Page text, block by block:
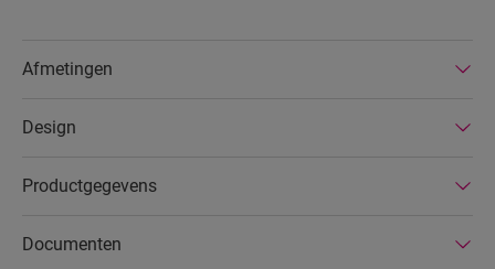
fabrieken. Bovendien hebben Quick-Step-
Afmetingen
Design
Productgegevens
Documenten